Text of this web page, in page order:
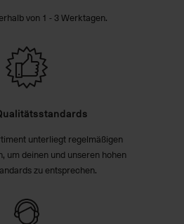
von 1 - 3 Werktagen.
unterliegt regelmäßigen
um deinen und unseren hohen
zu entsprechen.